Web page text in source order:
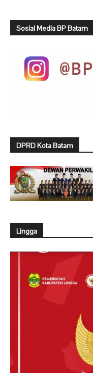
Sosial Media BP Batam
DPRD Kota Batam
Lingga